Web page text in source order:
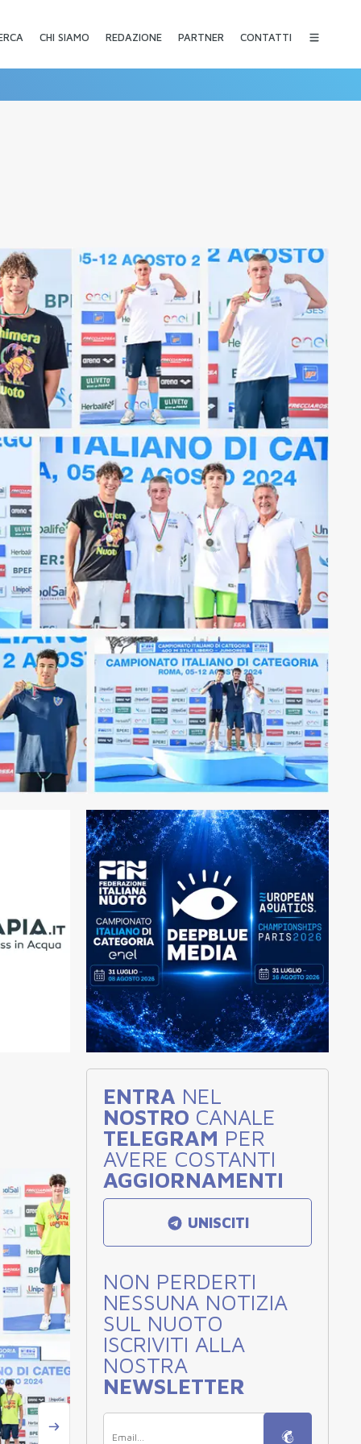
CHI SIAMO REDAZIONE PARTNER CONTATTI
ENTRA NEL
NOSTRO CANALE
TELEGRAM PER
AVERE COSTANTI
AGGIORNAMENTI
UNISCITI
NON PERDERTI
NESSUNA NOTIZIA
SUL NUOTO
ISCRIVITI ALLA
NOSTRA
NEWSLETTER